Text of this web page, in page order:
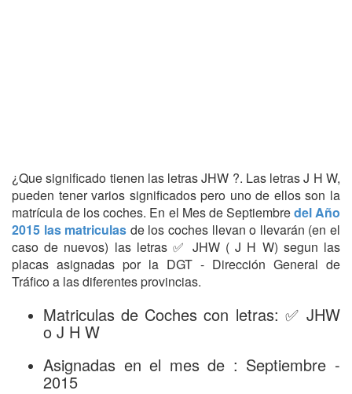
¿Que significado tienen las letras JHW ?. Las letras J H W,
pueden tener varios significados pero uno de ellos son la
matrícula de los coches. En el Mes de Septiembredel Año
2015 las matriculas de los coches llevan o llevarán (en el
caso de nuevos) las letras ✅ JHW ( J H W) segun las
placas asignadas por la DGT - Dirección General de
Tráfico a las diferentes provincias.
Matriculas de Coches con letras: ✅ JHW
o J H W
Asignadas en el mes de : Septiembre -
2015